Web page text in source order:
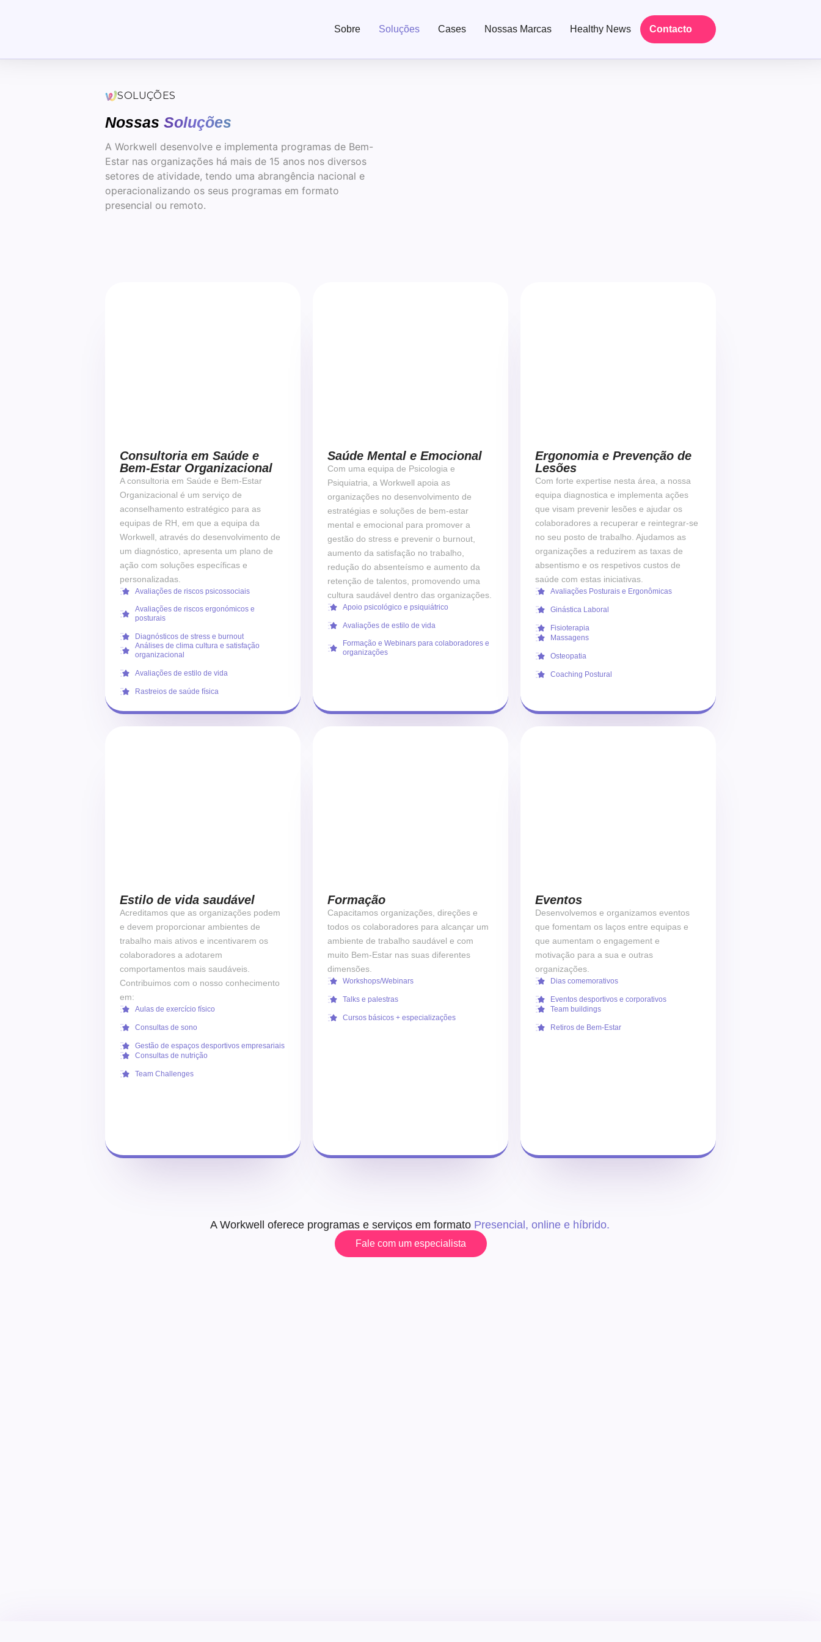
Sobre Soluções Cases Nossas Marcas Healthy News Contacto
SOLUÇÕES
Nossas Soluções
A Workwell desenvolve e implementa programas de Bem-
Estar nas organizações há mais de 15 anos nos diversos
setores de atividade, tendo uma abrangência nacional e
operacionalizando os seus programas em formato
presencial ou remoto.
Consultoria em Saúde e
Bem-Estar Organizacional
A consultoria em Saúde e Bem-Estar
Organizacional é um serviço de
aconselhamento estratégico para as
equipas de RH, em que a equipa da
Workwell, através do desenvolvimento de
um diagnóstico, apresenta um plano de
ação com soluções específicas e
personalizadas.
Avaliações de riscos psicossociais
Avaliações de riscos ergonómicos e
posturais
Diagnósticos de stress e burnout
Análises de clima cultura e satisfação
organizacional
Avaliações de estilo de vida
Rastreios de saúde física
Saúde Mental e Emocional
Com uma equipa de Psicologia e
Psiquiatria, a Workwell apoia as
organizações no desenvolvimento de
estratégias e soluções de bem-estar
mental e emocional para promover a
gestão do stress e prevenir o burnout,
aumento da satisfação no trabalho,
redução do absenteísmo e aumento da
retenção de talentos, promovendo uma
cultura saudável dentro das organizações.
Apoio psicológico e psiquiátrico
Avaliações de estilo de vida
Formação e Webinars para colaboradores e
organizações
Ergonomia e Prevenção de
Lesões
Com forte expertise nesta área, a nossa
equipa diagnostica e implementa ações
que visam prevenir lesões e ajudar os
colaboradores a recuperar e reintegrar-se
no seu posto de trabalho. Ajudamos as
organizações a reduzirem as taxas de
absentismo e os respetivos custos de
saúde com estas iniciativas.
Avaliações Posturais e Ergonômicas
Ginástica Laboral
Fisioterapia
Massagens
Osteopatia
Coaching Postural
Estilo de vida saudável
Acreditamos que as organizações podem
e devem proporcionar ambientes de
trabalho mais ativos e incentivarem os
colaboradores a adotarem
comportamentos mais saudáveis.
Contribuimos com o nosso conhecimento
em:
Aulas de exercício físico
Consultas de sono
Gestão de espaços desportivos empresariais
Consultas de nutrição
Team Challenges
Formação
Capacitamos organizações, direções e
todos os colaboradores para alcançar um
ambiente de trabalho saudável e com
muito Bem-Estar nas suas diferentes
dimensões.
Workshops/Webinars
Talks e palestras
Cursos básicos + especializações
Eventos
Desenvolvemos e organizamos eventos
que fomentam os laços entre equipas e
que aumentam o engagement e
motivação para a sua e outras
organizações.
Dias comemorativos
Eventos desportivos e corporativos
Team buildings
Retiros de Bem-Estar
A Workwell oferece programas e serviços em formatoPresencial, online e híbrido.​​
Fale com um especialista